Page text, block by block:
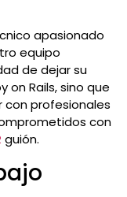
apasionado
equipo
de dejar su
on Rails, sino que
profesionales
con
guión.